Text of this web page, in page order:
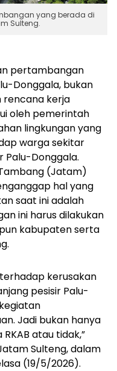
yang berada di
Sulteng.
pertambangan
Donggala, bukan
rencana kerja
oleh pemerintah
lingkungan yang
warga sekitar
Palu-Donggala.
(Jatam)
hal yang
saat ini adalah
ini harus dilakukan
kabupaten serta
kerusakan
pesisir Palu-
Jadi bukan hanya
atau tidak,”
Sulteng, dalam
(19/5/2026).